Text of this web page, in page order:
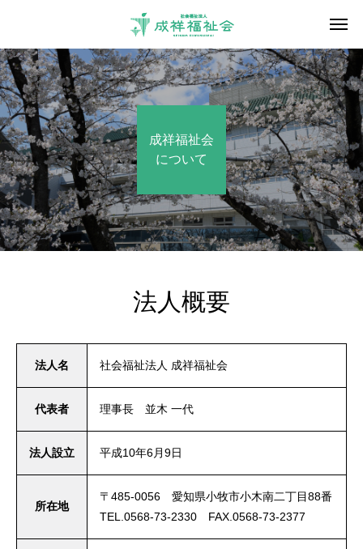
成祥福祉会
について
法人概要
法人名 社会福祉法人 成祥福祉会
代表者 理事長 並木 一代
法人設立 平成10年6月9日
所在地
〒485-0056 愛知県小牧市小木南二丁目88番
TEL.0568-73-2330 FAX.0568-73-2377